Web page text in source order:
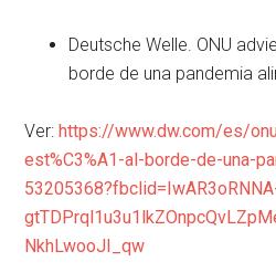
Deutsche Welle. ONU
borde de una pandemia
Ver: https://www.dw.com/es/
est%C3%A1-al-borde-de-una-
NkhLwooJI_qw